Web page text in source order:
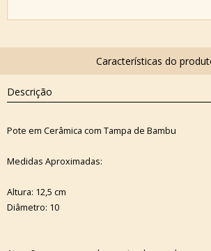
Descrição
Pote em Cerâmica com Tampa de Bambu
Medidas Aproximadas:
Altura: 12,5 cm
Diâmetro: 10